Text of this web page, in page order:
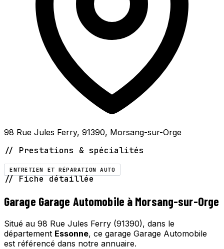
98 Rue Jules Ferry, 91390, Morsang-sur-Orge
// Prestations & spécialités
ENTRETIEN ET RÉPARATION AUTO
// Fiche détaillée
Garage Garage Automobile à Morsang-sur-Orge
Situé au 98 Rue Jules Ferry (91390), dans le
département Essonne, ce garage Garage Automobile
est référencé dans notre annuaire.